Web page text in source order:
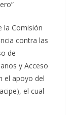
la Comisión
contra las
de
y Acceso
el apoyo del
el cual